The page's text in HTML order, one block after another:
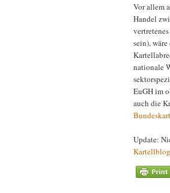
Vor allem
Handel
sein),
nationale
EuGH im
auch die
Update:
Kartellblog